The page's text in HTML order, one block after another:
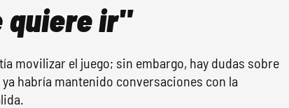
quiere ir"
movilizar el juego; sin embargo, hay dudas sobre
habría mantenido conversaciones con la